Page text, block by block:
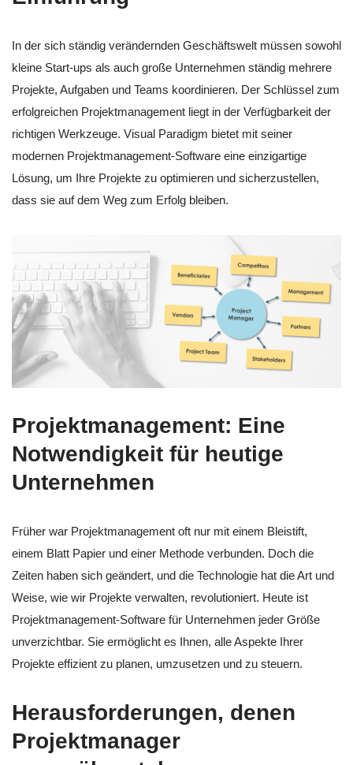
In der sich ständig verändernden Geschäftswelt müssen sowohl
kleine Start-ups als auch große Unternehmen ständig mehrere
Projekte, Aufgaben und Teams koordinieren. Der Schlüssel zum
erfolgreichen Projektmanagement liegt in der Verfügbarkeit der
richtigen Werkzeuge. Visual Paradigm bietet mit seiner
modernen Projektmanagement-Software eine einzigartige
Lösung, um Ihre Projekte zu optimieren und sicherzustellen,
dass sie auf dem Weg zum Erfolg bleiben.
Projektmanagement: Eine
Notwendigkeit für heutige
Unternehmen
Früher war Projektmanagement oft nur mit einem Bleistift,
einem Blatt Papier und einer Methode verbunden. Doch die
Zeiten haben sich geändert, und die Technologie hat die Art und
Weise, wie wir Projekte verwalten, revolutioniert. Heute ist
Projektmanagement-Software für Unternehmen jeder Größe
unverzichtbar. Sie ermöglicht es Ihnen, alle Aspekte Ihrer
Projekte effizient zu planen, umzusetzen und zu steuern.
Herausforderungen, denen
Projektmanager